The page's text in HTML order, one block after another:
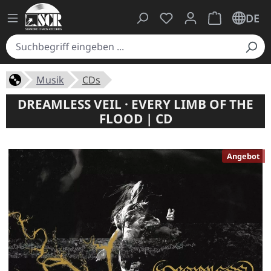
Du hast 0 Produkte
Warenkorb
DE
Musik CDs
DREAMLESS VEIL · EVERY LIMB OF THE
FLOOD | CD
Angebot